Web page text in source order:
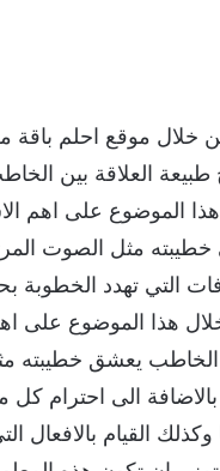
خلال موقع احلم باقة
طبيعة العلاقة بين
الموضوع على اهم
مثل الصوت
التي تهدد الخطوبة
هذا الموضوع على
يعشق خطيبته
الى احترام كل
القيام بالافعال